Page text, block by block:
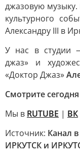
джазовую
культурного
Александру III в
У нас в студии
джаз» и
«Доктор Джаз»
Смотрите
Мы в RUTUBE | ВК
Источник: Канал
ИРКУТСК и